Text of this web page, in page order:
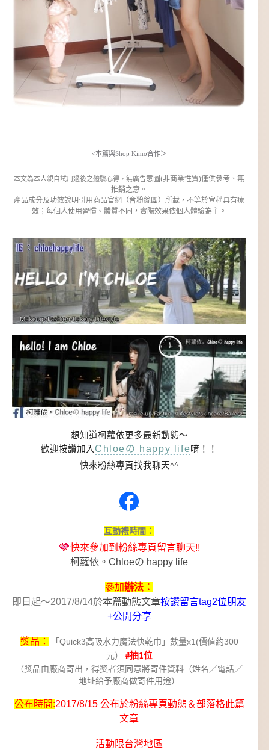
<本篇與Shop Kimo合作＞
本文為本人親自試用過後之體驗心得，無廣告意圖(非商業性質)僅供參考、無
推銷之意。
產品成分及功效說明引用商品官網（含粉絲團）所載，不等於宣稱具有療
效；每個人使用習慣、體質不同，實際效果依個人體驗為主。
想知道柯蘿依更多最新動態～
歡迎按讚加入Chloeの happy life唷！！
快來粉絲專頁找我聊天^^
互動禮時間：
快來參加到粉絲專頁留言聊天!!
柯蘿依。Chloeの happy life
參加辦法：
即日起～2017/8/14於本篇動態文章按讚留言tag2位朋友
+公開分享
獎品：
「Quick3高吸水力魔法快乾巾」數量x1(價值約300
元）
#抽1位
（獎品由廠商寄出，得獎者須同意將寄件資料（姓名／電話／
地址給予廠商做寄件用途）
公布時間:2017/8/15 公布於粉絲專頁動態＆部落格此篇
文章
活動限台灣地區